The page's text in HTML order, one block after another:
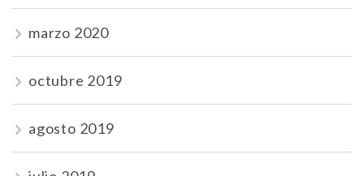
marzo 2020
octubre 2019
agosto 2019